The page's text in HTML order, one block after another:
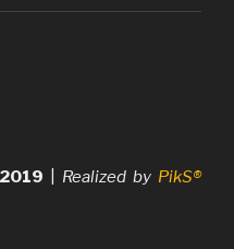
Realized by PikS®